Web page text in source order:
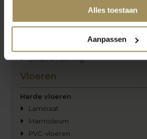
Alles toestaan
Aanpassen
Insectenwering
Smart bediening
Vloeren
Harde vloeren
Laminaat
Marmoleum
PVC-vloeren